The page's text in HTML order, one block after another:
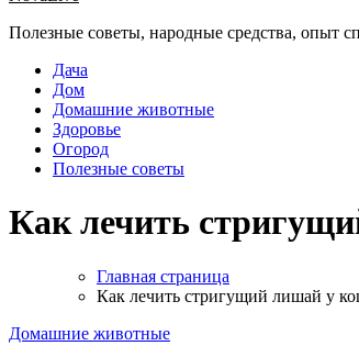
Полезные советы, народные средства, опыт
Дача
Дом
Домашние животные
Здоровье
Огород
Полезные советы
Как лечить
Главная страница
Как лечить стригущий лишай у
Домашние животные